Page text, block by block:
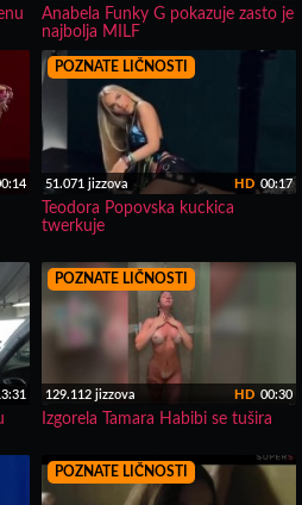
Anabela Funky G pokazuje zasto je
najbolja MILF
POZNATE LIČNOSTI
51.071 jizzova 00:17
HD
Teodora Popovska kuckica
twerkuje
POZNATE LIČNOSTI
129.112 jizzova 00:30
HD
Izgorela Tamara Habibi se tušira
POZNATE LIČNOSTI